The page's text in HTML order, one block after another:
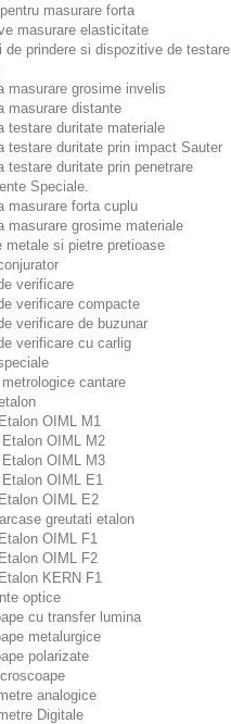
masurare forta
masurare elasticitate
de prindere si dispozitive de testare
masurare grosime invelis
masurare distante
testare duritate materiale
testare duritate prin impact Sauter
testare duritate prin penetrare
Speciale.
masurare forta cuplu
masurare grosime materiale
metale si pietre pretioase
verificare
verificare compacte
verificare de buzunar
verificare cu carlig
cantare
OIML M1
OIML M2
OIML M3
OIML E1
OIML E2
greutati etalon
OIML F1
OIML F2
KERN F1
optice
cu transfer lumina
metalurgice
polarizate
analogice
Digitale